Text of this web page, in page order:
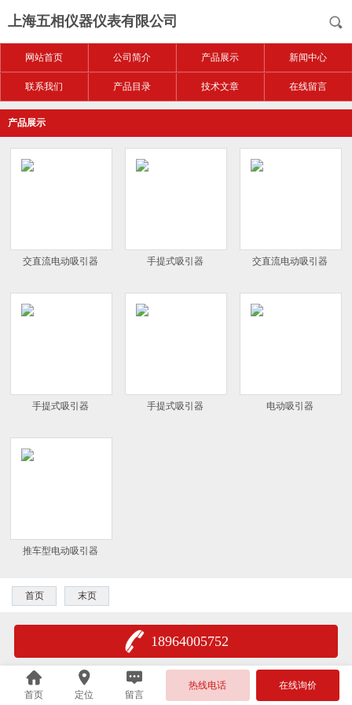
上海五相仪器仪表有限公司
网站首页 公司简介 产品展示 新闻中心
联系我们 产品目录 技术文章 在线留言
产品展示
交直流电动吸引器 手提式吸引器 交直流电动吸引器
手提式吸引器 手提式吸引器 电动吸引器
推车型电动吸引器
首页 末页
18964005752
首页 定位 留言
热线电话 在线询价